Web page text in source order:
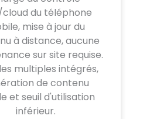
cloud du téléphone
mise à jour du
à distance, aucune
sur site requise.
multiples intégrés,
de contenu
et seuil d'utilisation
inférieur.